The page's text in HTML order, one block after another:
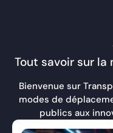
Tout savoir sur
Bienvenue sur
modes de
publics aux